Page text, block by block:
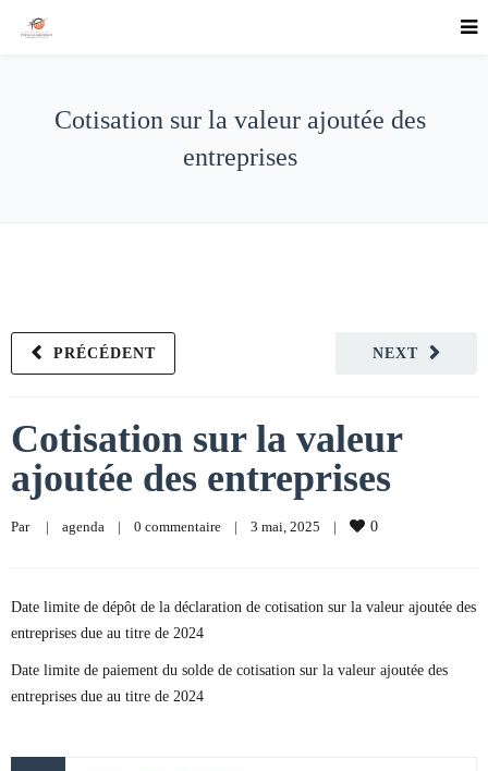
Cotisation sur la valeur ajoutée des
entreprises
NEXT
PRÉCÉDENT
Cotisation sur la valeur
ajoutée des entreprises
Par | agenda | 0 commentaire | 3 mai, 2025 | 0
Date limite de dépôt de la déclaration de cotisation sur la valeur ajoutée des
entreprises due au titre de 2024
Date limite de paiement du solde de cotisation sur la valeur ajoutée des
entreprises due au titre de 2024